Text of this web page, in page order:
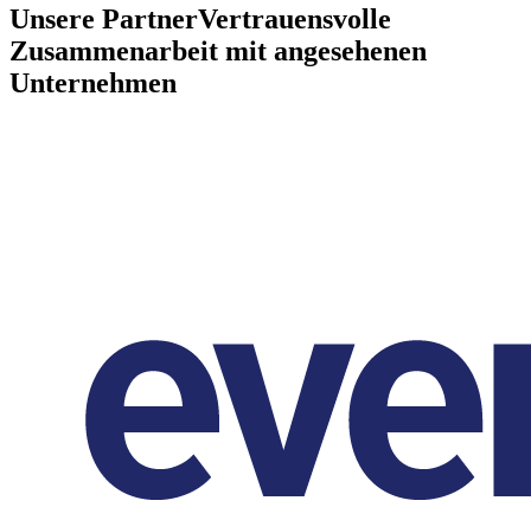
Unsere PartnerVertrauensvolle
Zusammenarbeit mit angesehenen
Unternehmen